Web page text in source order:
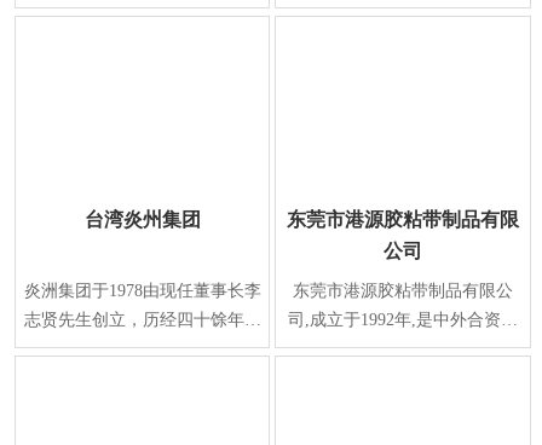
材料产业规划要求，在2015年正
门，江门 台山市水步镇福安东
台湾炎州集团
炎洲集团于1978由现任董事长李
志贤先生创立，历经四十馀年之
努力，为全球上下游整合最完整
东莞市港源胶粘带制品有限
公司
东莞市港源胶粘带制品有限公
司,成立于1992年,是中外合资企
业。位于广东省东莞市寮步镇松